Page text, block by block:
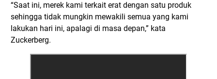
“Saat ini, merek kami terkait erat dengan satu produk
sehingga tidak mungkin mewakili semua yang kami
lakukan hari ini, apalagi di masa depan,” kata
Zuckerberg.